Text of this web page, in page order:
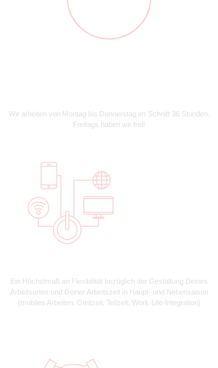
Wir arbeiten von Montag bis Donnerstag im Schnitt 36 Stunden.
Freitags haben wir frei!
Ein Höchstmaß an Flexibilität bezüglich der Gestaltung Deines
Arbeitsortes und Deiner Arbeitszeit in Haupt- und Nebensaison
(mobiles Arbeiten, Gleitzeit, Teilzeit, Work-Life-Integration)